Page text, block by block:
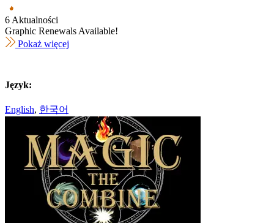
6 Aktualności
Graphic Renewals Available!
Pokaż więcej
Język:
English, 한국어